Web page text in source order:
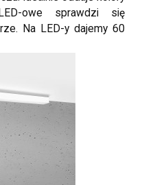
owe sprawdzi się
Na LED-y dajemy 60